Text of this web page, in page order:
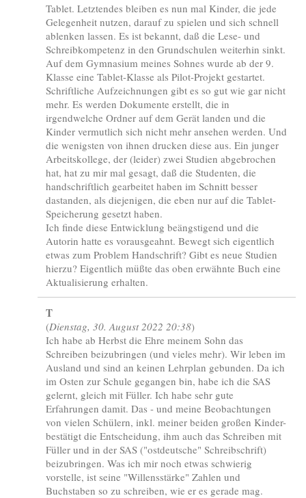
Tablet. Letztendes bleiben es nun mal Kinder, die jede
Gelegenheit nutzen, darauf zu spielen und sich schnell
ablenken lassen. Es ist bekannt, daß die Lese- und
Schreibkompetenz in den Grundschulen weiterhin sinkt.
Auf dem Gymnasium meines Sohnes wurde ab der 9.
Klasse eine Tablet-Klasse als Pilot-Projekt gestartet.
Schriftliche Aufzeichnungen gibt es so gut wie gar nicht
mehr. Es werden Dokumente erstellt, die in
irgendwelche Ordner auf dem Gerät landen und die
Kinder vermutlich sich nicht mehr ansehen werden. Und
die wenigsten von ihnen drucken diese aus. Ein junger
Arbeitskollege, der (leider) zwei Studien abgebrochen
hat, hat zu mir mal gesagt, daß die Studenten, die
handschriftlich gearbeitet haben im Schnitt besser
dastanden, als diejenigen, die eben nur auf die Tablet-
Speicherung gesetzt haben.
Ich finde diese Entwicklung beängstigend und die
Autorin hatte es vorausgeahnt. Bewegt sich eigentlich
etwas zum Problem Handschrift? Gibt es neue Studien
hierzu? Eigentlich müßte das oben erwähnte Buch eine
Aktualisierung erhalten.
T
(Dienstag, 30. August 2022 20:38)
Ich habe ab Herbst die Ehre meinem Sohn das
Schreiben beizubringen (und vieles mehr). Wir leben im
Ausland und sind an keinen Lehrplan gebunden. Da ich
im Osten zur Schule gegangen bin, habe ich die SAS
gelernt, gleich mit Füller. Ich habe sehr gute
Erfahrungen damit. Das - und meine Beobachtungen
von vielen Schülern, inkl. meiner beiden großen Kinder-
bestätigt die Entscheidung, ihm auch das Schreiben mit
Füller und in der SAS ("ostdeutsche" Schreibschrift)
beizubringen. Was ich mir noch etwas schwierig
vorstelle, ist seine "Willensstärke" Zahlen und
Buchstaben so zu schreiben, wie er es gerade mag.